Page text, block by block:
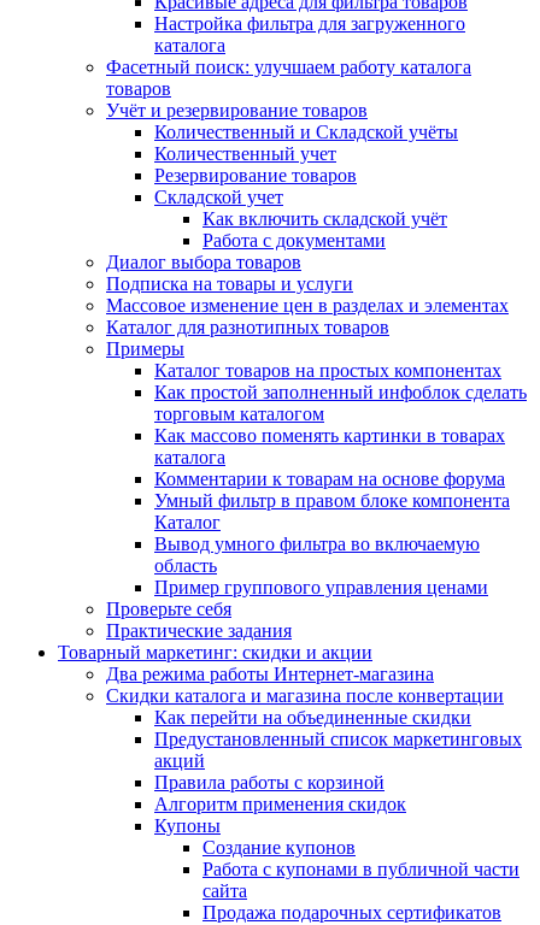
Настройка фильтра для загруженного
каталога
Фасетный поиск: улучшаем работу каталога
товаров
Учёт и резервирование товаров
Количественный и Складской учёты
Количественный учет
Резервирование товаров
Складской учет
Как включить складской учёт
Работа с документами
Диалог выбора товаров
Подписка на товары и услуги
Массовое изменение цен в разделах и элементах
Каталог для разнотипных товаров
Примеры
Каталог товаров на простых компонентах
Как простой заполненный инфоблок сделать
торговым каталогом
Как массово поменять картинки в товарах
каталога
Комментарии к товарам на основе форума
Умный фильтр в правом блоке компонента
Каталог
Вывод умного фильтра во включаемую
область
Пример группового управления ценами
Проверьте себя
Практические задания
Товарный маркетинг: скидки и акции
Два режима работы Интернет-магазина
Скидки каталога и магазина после конвертации
Как перейти на объединенные скидки
Предустановленный список маркетинговых
акций
Правила работы с корзиной
Алгоритм применения скидок
Купоны
Создание купонов
Работа с купонами в публичной части
сайта
Продажа подарочных сертификатов